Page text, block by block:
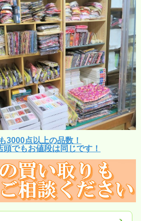
3000点以上の品数！
頭でもお値段は同じです！